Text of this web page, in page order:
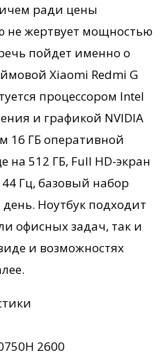
ради цены
не жертвует мощностью
пойдет именно о
Xiaomi Redmi G
процессором Intel
и графикой NVIDIA
16 ГБ оперативной
на 512 ГБ, Full HD-экран
Гц, базовый набор
Ноутбук подходит
офисных задач, так и
и возможностях
2600